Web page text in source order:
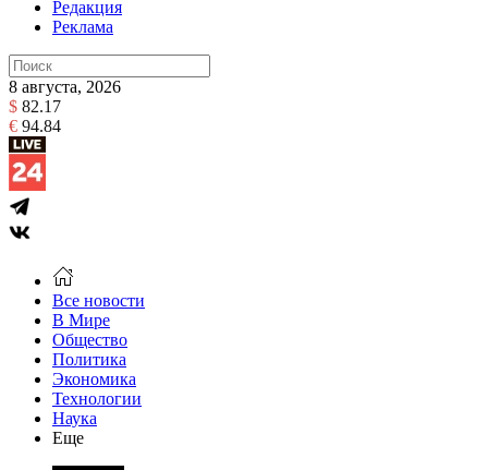
Редакция
Реклама
8 августа, 2026
$ 82.17
€ 94.84
Все новости
В Мире
Общество
Политика
Экономика
Технологии
Наука
Еще